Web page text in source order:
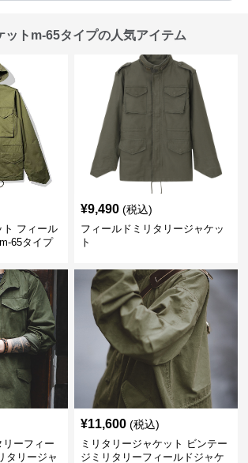
ットm-65タイプの人気アイテム
ト フィール
65タイプ
¥9,490 (税込)
フィールドミリタリージャケッ
ト
リーフィー
タリージャ
¥11,600 (税込)
ミリタリージャケット ビンテー
ジミリタリーフィールドジャケ